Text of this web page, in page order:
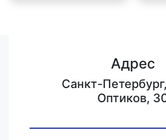
Адрес
Санкт-
Оптиков,